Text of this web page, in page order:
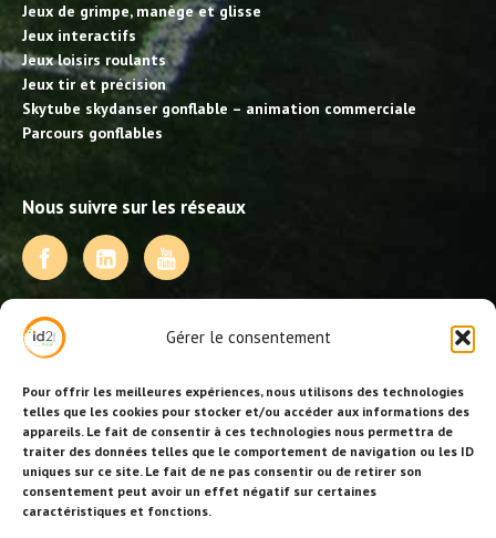
Gérer le consentement
Pour offrir les meilleures expériences, nous utilisons des technologies
telles que les cookies pour stocker et/ou accéder aux informations des
appareils. Le fait de consentir à ces technologies nous permettra de
traiter des données telles que le comportement de navigation ou les ID
uniques sur ce site. Le fait de ne pas consentir ou de retirer son
consentement peut avoir un effet négatif sur certaines
caractéristiques et fonctions.
Jeux de grimpe, manège et glisse
Jeux interactifs
Jeux loisirs roulants
Jeux tir et précision
Skytube skydanser gonflable – animation commerciale
Parcours gonflables
Nous suivre sur les réseaux
NOS PRESTATIONS
Activités, jeux et animations BDE
Animations événementielles
Animations EVJF – EVJG
Animations hôtellerie
Animations anniversaires
Collectivités, centres de loisirs et jeunesse
Séminaires team building